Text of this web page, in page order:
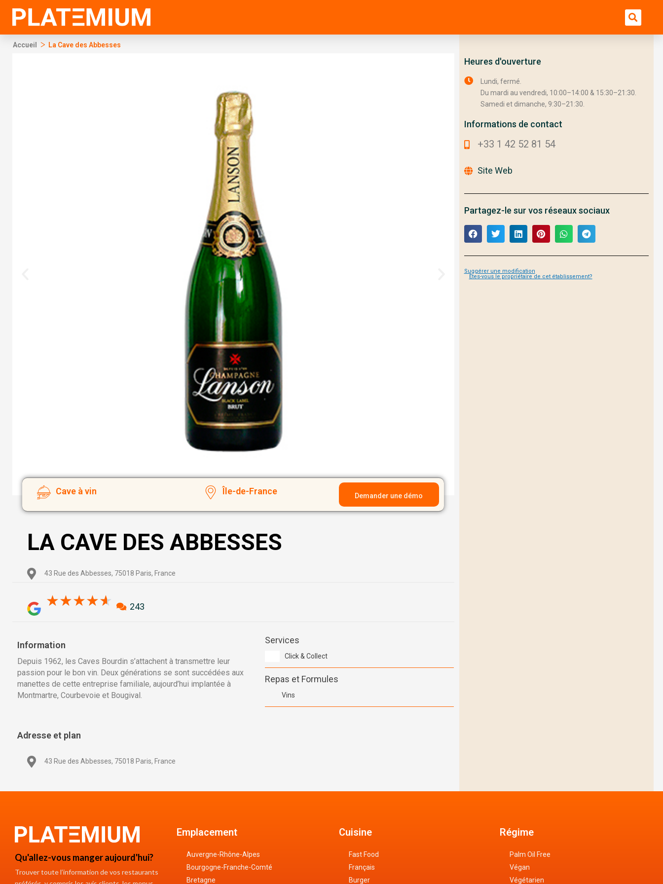
contenido
Accueil > La Cave des Abbesses
Cave à vin Île-de-France Demander une démo
LA CAVE DES ABBESSES
43 Rue des Abbesses, 75018 Paris, France
★★★★★ 4.6/5
243
Information
Depuis 1962, les Caves Bourdin s’attachent à transmettre leur
passion pour le bon vin. Deux générations se sont succédées aux
manettes de cette entreprise familiale, aujourd’hui implantée à
Montmartre, Courbevoie et Bougival.
Services
Click & Collect
Repas et Formules
Vins
Adresse et plan
43 Rue des Abbesses, 75018 Paris, France
Heures d'ouverture
Lundi, fermé.
Du mardi au vendredi, 10:00–14:00 & 15:30–21:30.
Samedi et dimanche, 9:30–21:30.
Informations de contact
+33 1 42 52 81 54
Site Web
Partagez-le sur vos réseaux sociaux
Suggérer une modification
Êtes-vous le propriétaire de cet établissement?
Qu'allez-vous manger aujourd'hui?
Trouver toute l’information de vos restaurants
Emplacement
Auvergne-Rhône-Alpes
Bourgogne-Franche-Comté
Bretagne
Cuisine
Fast Food
Français
Burger
Régime
Palm Oil Free
Végan
Végétarien